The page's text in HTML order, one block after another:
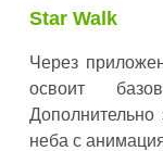
Star Walk
Через
освоит
Дополнительно
неба с